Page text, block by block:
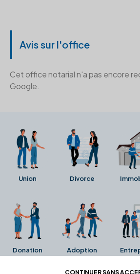
Avis sur l'office
Cet office notarial n'a pas encore
Google.
Union Divorce
Donation Adoption
CONTINUER SANS